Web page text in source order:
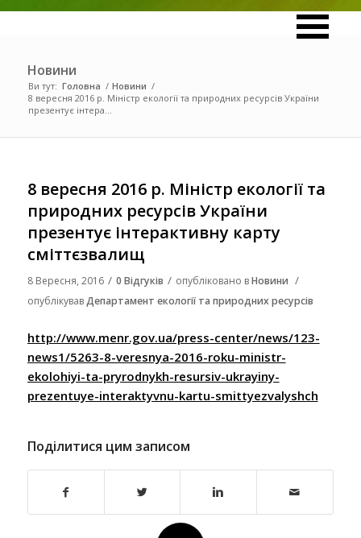
Новини
Ви тут: Головна / Новини /
8 вересня 2016 р. Міністр екології та природних ресурсів України
презентує інтера...
8 вересня 2016 р. Міністр екології та
природних ресурсів України
презентує інтерактивну карту
сміттєзвалищ
8 Вересня, 2016 / 0 Відгуків / опубліковано вНовини /
опублікувавДепартамент екології та природних ресурсів
http://www.menr.gov.ua/press-center/news/123-
news1/5263-8-veresnya-2016-roku-ministr-
ekolohiyi-ta-pryrodnykh-resursiv-ukrayiny-
prezentuye-interaktyvnu-kartu-smittyezvalyshch
Поділитися цим записом